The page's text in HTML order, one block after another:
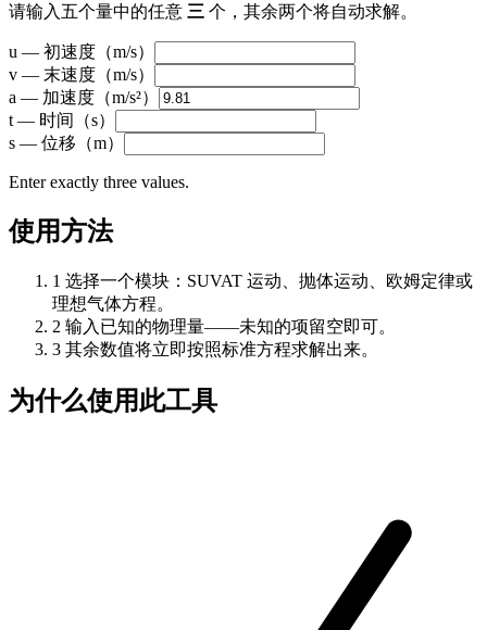
请输入五个量中的任意 三 个，其余两个将自动求解。
u — 初速度（m/s）
v — 末速度（m/s）
a — 加速度（m/s²）
t — 时间（s）
s — 位移（m）
Enter exactly three values.
使用方法
1 选择一个模块：SUVAT 运动、抛体运动、欧姆定律或
理想气体方程。
2 输入已知的物理量——未知的项留空即可。
3 其余数值将立即按照标准方程求解出来。
为什么使用此工具